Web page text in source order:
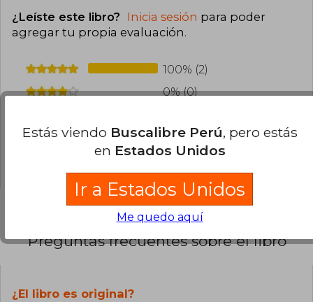
¿Leíste este libro? Inicia sesión para poder
agregar tu propia evaluación.
100% (2)
0% (0)
0% (0)
0% (0)
Preguntas frecuentes sobre el libro
¿El libro es original?
Estás viendo Buscalibre Perú, pero estás
en Estados Unidos
Ir a Estados Unidos
Me quedo aquí